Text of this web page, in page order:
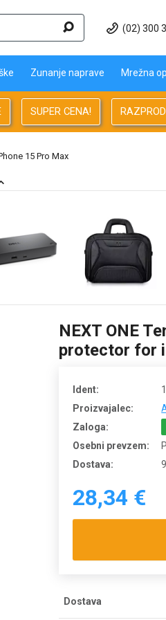
(02) 300
Zunanje naprave Mrežna
SUPER CENA!
15 Pro Max
NEXT ONE
protector for
Ident:
Proizvajalec:
Zaloga:
Osebni prevzem:
Dostava:
28,34 €
Dostava